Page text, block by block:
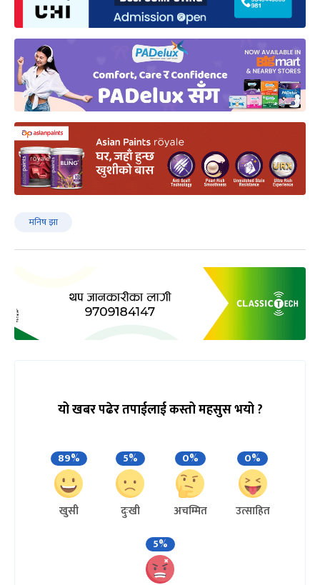
मनिष झा
यो खबर पढेर तपाईलाई कस्तो महसुस भयो ?
89%
खुसी
5%
दुःखी
0%
अचम्मित
0%
उत्साहित
5%